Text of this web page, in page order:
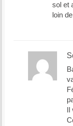
sol et
loin
Il